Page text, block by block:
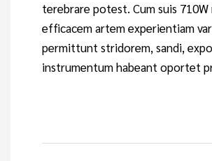
terebrare potest. Cum suis
efficacem artem experientiam
permittunt stridorem, sandi,
instrumentum habeant oportet